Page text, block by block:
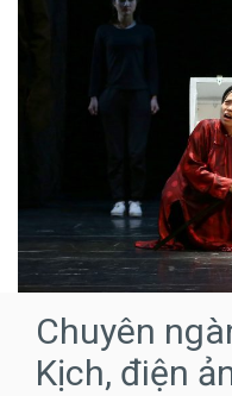
Chuyên
Kịch, điện